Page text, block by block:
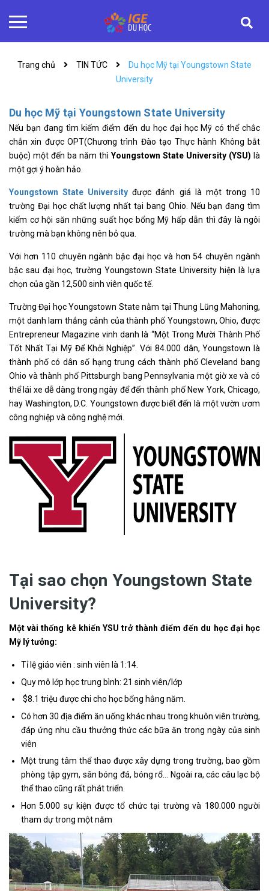
Trang chủ TIN TỨC
Du học Mỹ tại Youngstown State
University
Du học Mỹ tại Youngstown State University
Nếu bạn đang tìm kiếm điểm đến du học đại học Mỹ có thể chắc
chắn xin được OPT(Chương trình Đào tạo Thực hành Không bắt
buộc) một đến ba năm thì Youngstown State University (YSU) là
một gợi ý hoàn hảo.
Youngstown State University được đánh giá là một trong 10
trường Đại học chất lượng nhất tại bang Ohio. Nếu bạn đang tìm
kiếm cơ hội săn những suất học bổng Mỹ hấp dẫn thì đây là ngôi
trường mà bạn không nên bỏ qua.
Với hơn 110 chuyên ngành bậc đại học và hơn 54 chuyên ngành
bậc sau đại học, trường Youngstown State University hiện là lựa
chọn của gần 12,500 sinh viên quốc tế.
Trường Đại học Youngstown State nằm tại Thung Lũng Mahoning,
một danh lam thắng cảnh của thành phố Youngstown, Ohio, được
Entrepreneur Magazine vinh danh là “Một Trong Mười Thành Phố
Tốt Nhất Tại Mỹ Để Khởi Nghiệp”. Với 84.000 dân, Youngstown là
thành phố có dân số hạng trung cách thành phố Cleveland bang
Ohio và thành phố Pittsburgh bang Pennsylvania một giờ xe và có
thể lái xe dễ dàng trong ngày để đến thành phố New York, Chicago,
hay Washington, D.C. Youngstown được biết đến là một vườn ươm
công nghiệp và công nghệ mới.
Tại sao chọn Youngstown State
University?
Một vài thống kê khiến YSU trở thành điểm đến du học đại học
Mỹ lý tưởng:
Tỉ lệ giáo viên : sinh viên là 1:14.
Quy mô lớp học trung bình: 21 sinh viên/lớp
$8.1 triệu được chi cho học bổng hằng năm.
Có hơn 30 địa điểm ăn uống khác nhau trong khuôn viên trường,
đáp ứng nhu cầu thưởng thức các bữa ăn trong ngày của sinh
viên
Một trung tâm thể thao được xây dựng trong trường, bao gồm
phòng tập gym, sân bóng đá, bóng rổ… Ngoài ra, các câu lạc bộ
thể thao cũng rất phát triển.
Hơn 5.000 sự kiện được tổ chức tại trường và 180.000 người
tham dự trong một năm